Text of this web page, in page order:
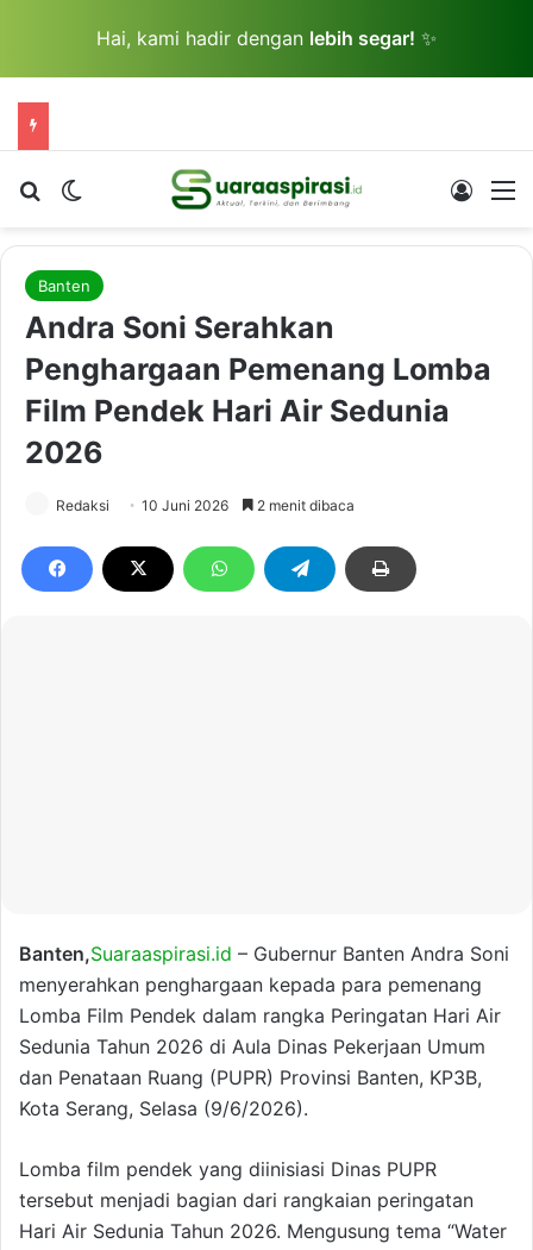
Hai, kami hadir dengan lebih segar! ✨
Cari berita...Switch skin Log In
Banten
Andra Soni Serahkan
Penghargaan Pemenang Lomba
Film Pendek Hari Air Sedunia
2026
Redaksi 10 Juni 2026 2 menit dibaca
Banten,Suaraaspirasi.id – Gubernur Banten Andra Soni
menyerahkan penghargaan kepada para pemenang
Lomba Film Pendek dalam rangka Peringatan Hari Air
Sedunia Tahun 2026 di Aula Dinas Pekerjaan Umum
dan Penataan Ruang (PUPR) Provinsi Banten, KP3B,
Kota Serang, Selasa (9/6/2026).
Lomba film pendek yang diinisiasi Dinas PUPR
tersebut menjadi bagian dari rangkaian peringatan
Hari Air Sedunia Tahun 2026. Mengusung tema “Water